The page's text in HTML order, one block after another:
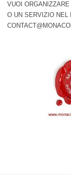
VUOI
O UN SERVIZIO NEL